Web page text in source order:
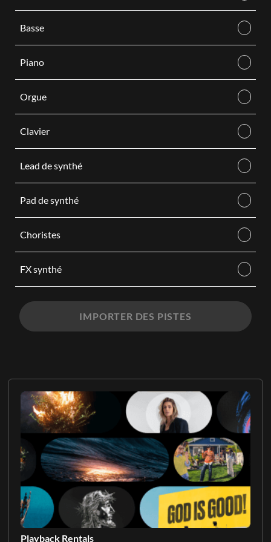
Playback Rentals
Basse
Piano
Orgue
Clavier
Lead de synthé
Pad de synthé
Choristes
FX synthé
IMPORTER DES PISTES